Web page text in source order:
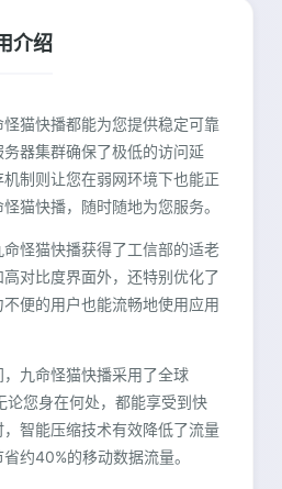
介绍
猫快播都能为您提供稳定可靠
器集群确保了极低的访问延
制则让您在弱网环境下也能正
猫快播，随时随地为您服务。
怪猫快播获得了工信部的适老
对比度界面外，还特别优化了
便的用户也能流畅地使用应用
九命怪猫快播采用了全球
论您身在何处，都能享受到快
智能压缩技术有效降低了流量
约40%的移动数据流量。